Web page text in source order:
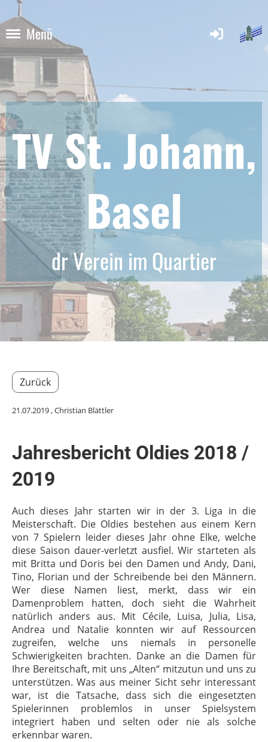
Menü
TV St. Johann,
Basel
dr Verein im Quartier
Zurück
21.07.2019, Christian Blättler
Jahresbericht Oldies 2018 /
2019
Auch dieses Jahr starten wir in der 3. Liga in die
Meisterschaft. Die Oldies bestehen aus einem Kern
von 7 Spielern leider dieses Jahr ohne Elke, welche
diese Saison dauer-verletzt ausfiel. Wir starteten als
mit Britta und Doris bei den Damen und Andy, Dani,
Tino, Florian und der Schreibende bei den Männern.
Wer diese Namen liest, merkt, dass wir ein
Damenproblem hatten, doch sieht die Wahrheit
natürlich anders aus. Mit Cécile, Luisa, Julia, Lisa,
Andrea und Natalie konnten wir auf Ressourcen
zugreifen, welche uns niemals in personelle
Schwierigkeiten brachten. Danke an die Damen für
Ihre Bereitschaft, mit uns „Alten“ mitzutun und uns zu
unterstützen. Was aus meiner Sicht sehr interessant
war, ist die Tatsache, dass sich die eingesetzten
Spielerinnen problemlos in unser Spielsystem
integriert haben und selten oder nie als solche
erkennbar waren.